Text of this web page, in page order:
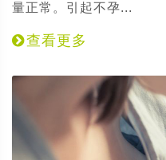
量正常。引起不孕...
查看更多